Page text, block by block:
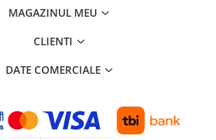
MAGAZINUL MEU
CLIENTI
DATE COMERCIALE